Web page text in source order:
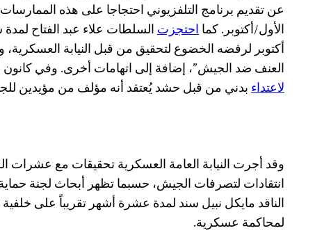
عن تقديم برنامج التلفزيوني احتجاجا على هذه
الأول/أكتوبر. كمااحتجزتالسلطات علاء عبد الفتاح
أكتوبر لرفضه الخضوع لتحقيق من قبل النيابة
العنف ضد الجيش”، إضافة إلى اتهامات أخرى. وفي كانون
لاعتداءبدني من قبل حشد يُعتقد أنه مؤلف من مؤيدين
وقد أجرت النيابة العامة العسكرية تحقيقات مع عشرات
انتقادات لتصرفات الجيش، حسبما تظهر أبحاث لجنة
الناقد مايكل نبيل سند لمدة عشرة أشهر تقريباً على
لمحاكمة عسكرية.